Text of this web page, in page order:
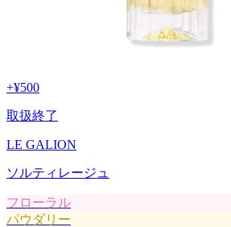
+¥500
取扱終了
LE GALION
ソルティレージュ
フローラル
パウダリー